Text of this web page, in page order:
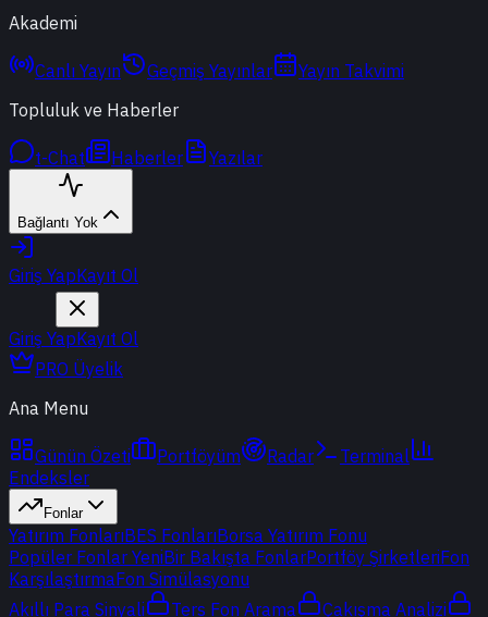
Akademi
Canlı Yayın Geçmiş Yayınlar
Yayın Takvimi
Topluluk ve Haberler
t-Chat Haberler Yazılar
Bağlantı Yok
Giriş YapKayıt Ol
Giriş YapKayıt Ol
PRO Üyelik
Ana Menu
Günün Özeti Portföyüm Radar
Terminal
Endeksler
Fonlar
Yatırım FonlarıBES FonlarıBorsa Yatırım Fonu
Popüler Fonlar YeniBir Bakışta FonlarPortföy ŞirketleriFon
KarşılaştırmaFon Simülasyonu
Akıllı Para Sinyali
Ters Fon Arama
Çakışma Analizi